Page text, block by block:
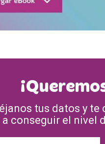
tus datos y
a conseguir el nivel